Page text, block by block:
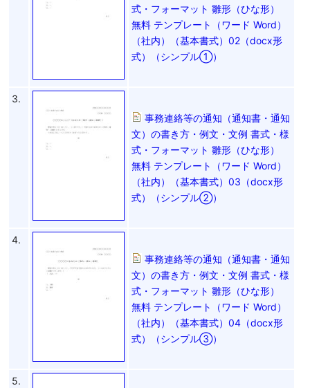
式・フォーマット 雛形（ひな形）
無料 テンプレート（ワード Word）
（社内）（基本書式）02（docx形
式）（シンプル①）
3.
事務連絡等の通知（通知書・通知
文）の書き方・例文・文例 書式・様
式・フォーマット 雛形（ひな形）
無料 テンプレート（ワード Word）
（社内）（基本書式）03（docx形
式）（シンプル②）
4.
事務連絡等の通知（通知書・通知
文）の書き方・例文・文例 書式・様
式・フォーマット 雛形（ひな形）
無料 テンプレート（ワード Word）
（社内）（基本書式）04（docx形
式）（シンプル③）
5.